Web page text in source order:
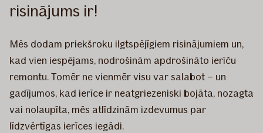
risinājums ir!
Mēs dodam priekšroku ilgtspējīgiem risinājumiem un,
kad vien iespējams, nodrošinām apdrošināto ierīču
remontu. Tomēr ne vienmēr visu var salabot – un
gadījumos, kad ierīce ir neatgriezeniski bojāta, nozagta
vai nolaupīta, mēs atlīdzinām izdevumus par
līdzvērtīgas ierīces iegādi.